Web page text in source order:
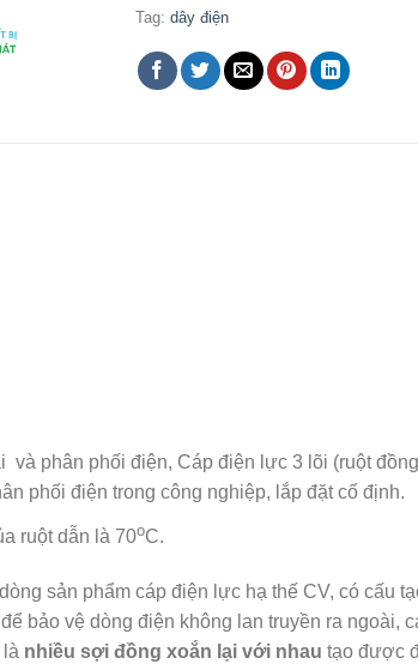
Tag:dây điện
và phân phối điện, Cáp điện lực 3 lõi (ruột
phối điện trong công nghiệp, lắp đặt cố định.
ruột dẫn là 70oC.
sản phẩm cáp điện lực hạ thế CV, có cấu
bảo vệ dòng điện không lan truyền ra ngoài,
nhiều sợi đồng xoắn lại với nhau tạo được